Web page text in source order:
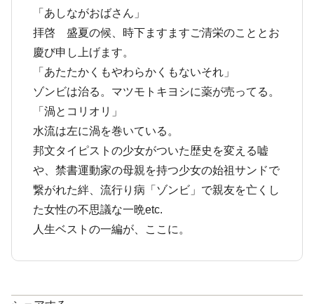
「あしながおばさん」
拝啓 盛夏の候、時下ますますご清栄のこととお
慶び申し上げます。
「あたたかくもやわらかくもないそれ」
ゾンビは治る。マツモトキヨシに薬が売ってる。
「渦とコリオリ」
水流は左に渦を巻いている。
邦文タイピストの少女がついた歴史を変える嘘
や、禁書運動家の母親を持つ少女の始祖サンドで
繋がれた絆、流行り病「ゾンビ」で親友を亡くし
た女性の不思議な一晩etc.
人生ベストの一編が、ここに。